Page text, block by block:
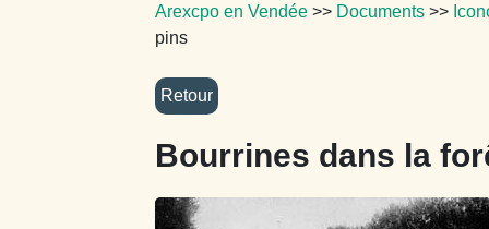
Arexcpo en Vendée >> Documents >>
pins
Bourrines dans la